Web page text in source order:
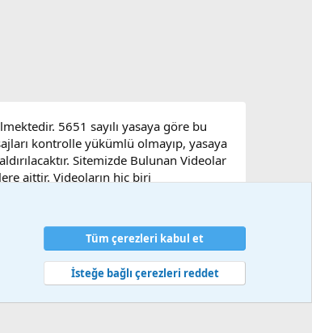
5651 sayılı yasaya göre bu
kontrolle yükümlü olmayıp, yasaya
Sitemizde Bulunan Videolar
aittir. Videoların hiç biri
Gizlilik politikası Yardım Ana sayfa
Tüm çerezleri kabul et
İsteğe bağlı çerezleri reddet